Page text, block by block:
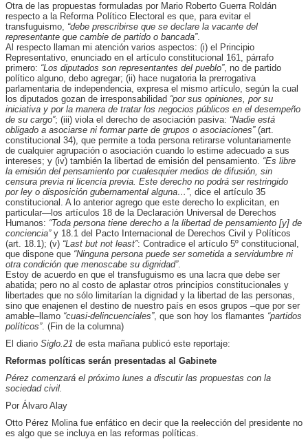
Otra de las propuestas formuladas por Mario Roberto Guerra Roldán
respecto a la Reforma Político Electoral es que, para evitar el
transfuguismo, “debe prescribirse que se declare la vacante del
representante que cambie de partido o bancada”.
Al respecto llaman mi atención varios aspectos: (i) el Principio
Representativo, enunciado en el artículo constitucional 161, párrafo
primero: “Los diputados son representantes del pueblo”, no de partido
político alguno, debo agregar; (ii) hace nugatoria la prerrogativa
parlamentaria de independencia, expresa el mismo artículo, según la cual
los diputados gozan de irresponsabilidad “por sus opiniones, por su
iniciativa y por la manera de tratar los negocios públicos en el desempeño
de su cargo”; (iii) viola el derecho de asociación pasiva: “Nadie está
obligado a asociarse ni formar parte de grupos o asociaciones”(art.
constitucional 34), que permite a toda persona retirarse voluntariamente
de cualquier agrupación o asociación cuando lo estime adecuado a sus
intereses; y (iv) también la libertad de emisión del pensamiento. “Es libre
la emisión del pensamiento por cualesquier medios de difusión, sin
censura previa ni licencia previa. Este derecho no podrá ser restringido
por ley o disposición gubernamental alguna…”, dice el artículo 35
constitucional. A lo anterior agrego que este derecho lo explicitan, en
particular—los artículos 18 de la Declaración Universal de Derechos
Humanos: “Toda persona tiene derecho a la libertad de pensamiento [y] de
conciencia”y 18.1 del Pacto Internacional de Derechos Civil y Políticos
(art. 18.1); (v) “Last but not least”: Contradice el artículo 5º constitucional,
que dispone que “Ninguna persona puede ser sometida a servidumbre ni
otra condición que menoscabe su dignidad”.
Estoy de acuerdo en que el transfuguismo es una lacra que debe ser
abatida; pero no al costo de aplastar otros principios constitucionales y
libertades que no sólo limitarían la dignidad y la libertad de las personas,
sino que enajenen el destino de nuestro país en esos grupos –que por ser
amable–llamo “cuasi-delincuenciales”, que son hoy los flamantes “partidos
políticos”. (Fin de la columna)
El diario Siglo.21 de esta mañana publicó este reportaje:
Reformas políticas serán presentadas al Gabinete
Pérez comenzará el próximo lunes a discutir las propuestas con la
sociedad civil.
Por Álvaro Alay
Otto Pérez Molina fue enfático en decir que la reelección del presidente no
es algo que se incluya en las reformas políticas.